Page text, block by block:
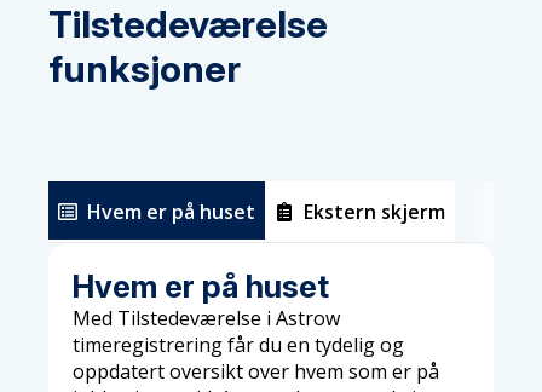
Tilstedeværelse
funksjoner
Hvem er på huset Ekstern skjerm
Hvem er på huset
Med Tilstedeværelse i Astrow
timeregistrering får du en tydelig og
oppdatert oversikt over hvem som er på